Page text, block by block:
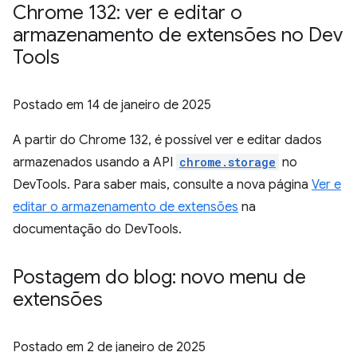
Chrome 132: ver e editar o
armazenamento de extensões no Dev
Tools
Postado em 14 de janeiro de 2025
A partir do Chrome 132, é possível ver e editar dados
armazenados usando a API chrome.storage no
DevTools. Para saber mais, consulte a nova página Ver e
editar o armazenamento de extensões na
documentação do DevTools.
Postagem do blog: novo menu de
extensões
Postado em 2 de janeiro de 2025